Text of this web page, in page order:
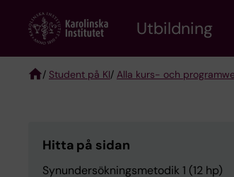
content
Utbildning
/ Student på KI/ Alla kurs- och
Hitta på sidan
Synundersökningsmetodik 1 (12 hp)